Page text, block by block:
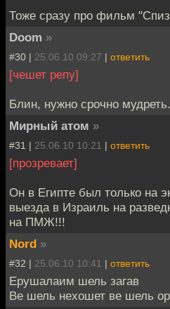
Тоже сразу про фильм
Doom »
#30 | 25.06.10 09:27 | ответить
[чешет репу]
Блин, нужно срочно мудреть.
Мирный атом »
#31 | 25.06.10 10:21 | ответить
[прозревает]
Он в Египте был только на
выезда в Израиль на
на ПМЖ!!!
Nord »
#32 | 25.06.10 10:41 | ответить
Ерушалаим шель загав
Ве шель нехошет ве шель